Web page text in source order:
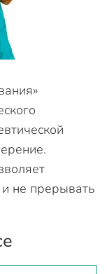
не прерывать